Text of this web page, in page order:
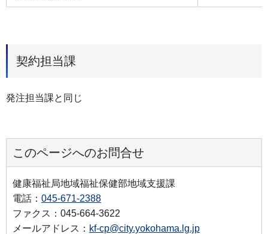
契約担当課
発注担当課と同じ
このページへのお問合せ
健康福祉局地域福祉保健部地域支援課
電話： 045-671-2388
ファクス：045-664-3622
メールアドレス： kf-cp@city.yokohama.lg.jp